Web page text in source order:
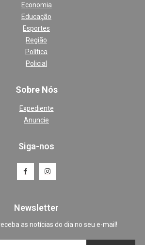
Economia
Educação
Esportes
Região
Política
Policial
Sobre Nós
Expediente
Anuncie
Siga-nos
Newsletter
as notícias do dia no seu e-mail!